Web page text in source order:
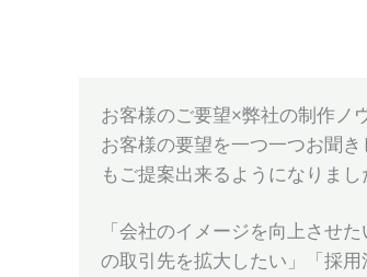
お客様のご要望×弊社の制作ノ
お客様の要望を一つ一つお聞
もご提案出来るようになりまし
「会社のイメージを向上させ
の取引先を拡大したい」「採